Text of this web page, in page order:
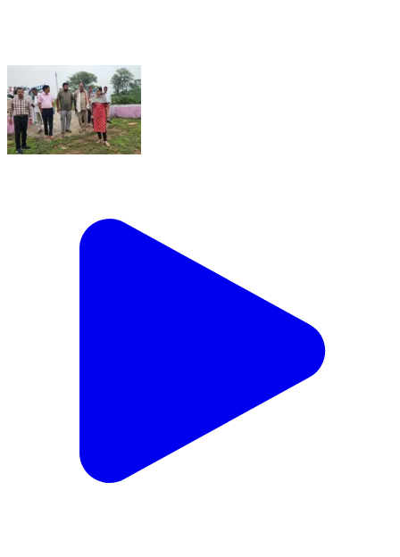
सीईओ जिला पंचायत ने किया विकास कार्यों का किया निरीक्षण -----